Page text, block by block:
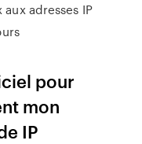
adresses IP
pour
mon
IP